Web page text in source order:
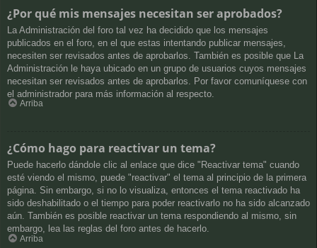
¿Por qué mis mensajes necesitan ser aprobados?
La Administración del foro tal vez ha decidido que los mensajes
publicados en el foro, en el que estas intentando publicar mensajes,
necesiten ser revisados antes de aprobarlos. También es posible que La
Administración le haya ubicado en un grupo de usuarios cuyos mensajes
necesitan ser revisados antes de aprobarlos. Por favor comuníquese con
el administrador para más información al respecto.
Arriba
¿Cómo hago para reactivar un tema?
Puede hacerlo dándole clic al enlace que dice "Reactivar tema" cuando
esté viendo el mismo, puede "reactivar" el tema al principio de la primera
página. Sin embargo, si no lo visualiza, entonces el tema reactivado ha
sido deshabilitado o el tiempo para poder reactivarlo no ha sido alcanzado
aún. También es posible reactivar un tema respondiendo al mismo, sin
embargo, lea las reglas del foro antes de hacerlo.
Arriba